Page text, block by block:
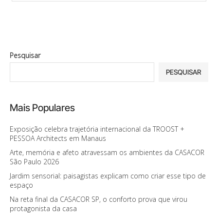
Pesquisar
PESQUISAR
Mais Populares
Exposição celebra trajetória internacional da TROOST +
PESSOA Architects em Manaus
Arte, memória e afeto atravessam os ambientes da CASACOR
São Paulo 2026
Jardim sensorial: paisagistas explicam como criar esse tipo de
espaço
Na reta final da CASACOR SP, o conforto prova que virou
protagonista da casa